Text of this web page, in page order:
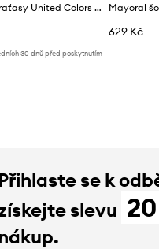
Dětské riflové kraťasy United Colors of Benetton
30 dnů před poskytnutím
Mayoral
629 Kč
se k
slevu